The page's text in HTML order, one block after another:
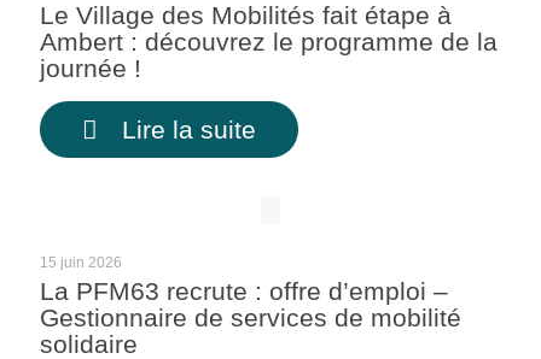
Le Village des Mobilités fait étape à
Ambert : découvrez le programme de la
journée !
Lire la suite
15 juin 2026
La PFM63 recrute : offre d’emploi –
Gestionnaire de services de mobilité
solidaire